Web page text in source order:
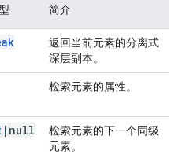
简介
返回当前元素的分离式
深层副本。
检索元素的属性。
| null
检索元素的下一个同级
元素。